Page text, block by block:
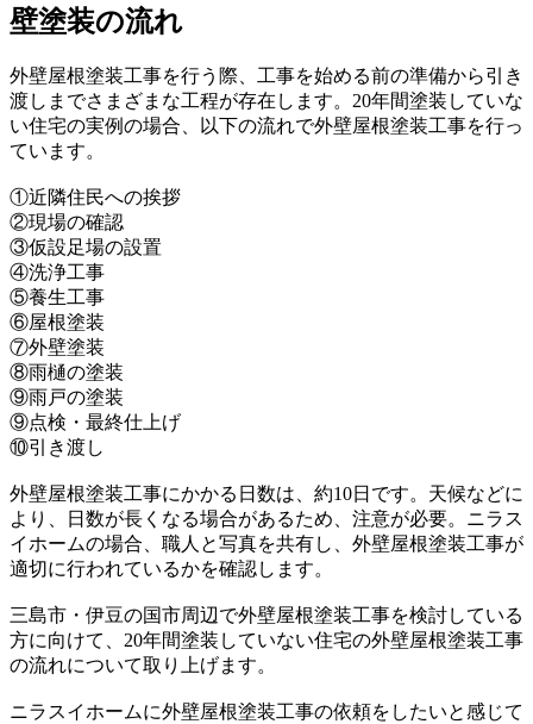
壁塗装の流れ
外壁屋根塗装工事を行う際、工事を始める前の準備から引き
渡しまでさまざまな工程が存在します。20年間塗装していな
い住宅の実例の場合、以下の流れで外壁屋根塗装工事を行っ
ています。
①近隣住民への挨拶
②現場の確認
③仮設足場の設置
④洗浄工事
⑤養生工事
⑥屋根塗装
⑦外壁塗装
⑧雨樋の塗装
⑨雨戸の塗装
⑨点検・最終仕上げ
⑩引き渡し
外壁屋根塗装工事にかかる日数は、約10日です。天候などに
より、日数が長くなる場合があるため、注意が必要。ニラス
イホームの場合、職人と写真を共有し、外壁屋根塗装工事が
適切に行われているかを確認します。
三島市・伊豆の国市周辺で外壁屋根塗装工事を検討している
方に向けて、20年間塗装していない住宅の外壁屋根塗装工事
の流れについて取り上げます。
ニラスイホームに外壁屋根塗装工事の依頼をしたいと感じて